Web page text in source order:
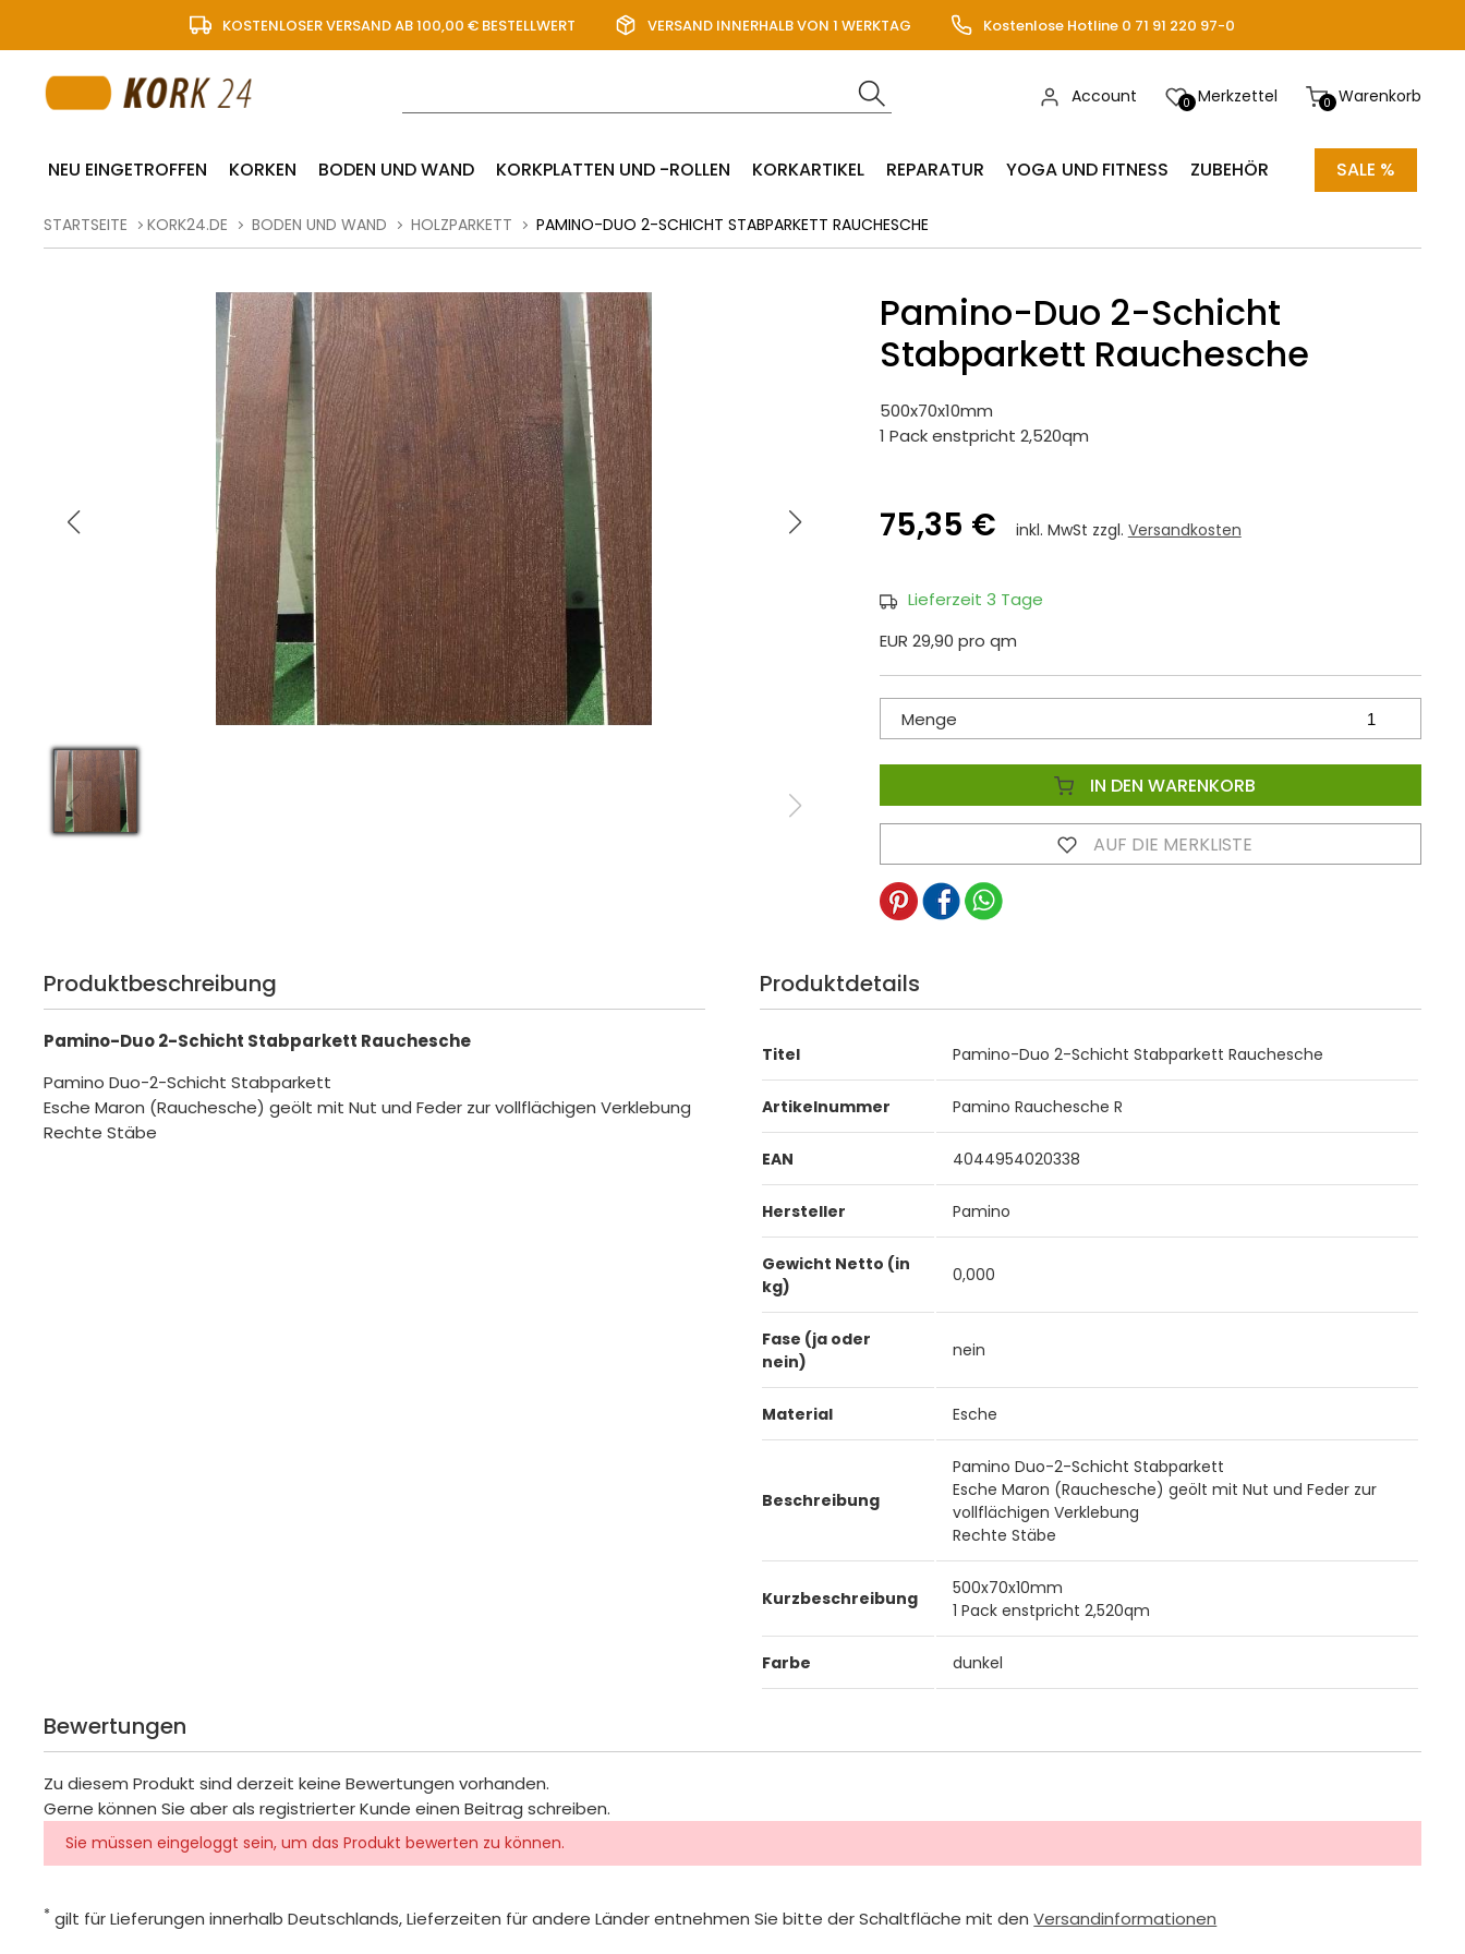
KOSTENLOSER VERSAND AB 100,00 € BESTELLWERT VERSAND INNERHALB VON 1 WERKTAG Kostenlose Hotline 0 71 91 220 97-0
0 Warenkorb
0 Merkzettel
Account
NEU EINGETROFFEN KORKEN BODEN UND WAND KORKPLATTEN UND -ROLLEN KORKARTIKEL REPARATUR YOGA UND FITNESS ZUBEHÖR SALE %
STARTSEITE KORK24.DE BODEN UND WAND HOLZPARKETT PAMINO-DUO 2-SCHICHT STABPARKETT RAUCHESCHE
Pamino-Duo 2-Schicht
Stabparkett Rauchesche
500x70x10mm
1 Pack enstpricht 2,520qm
75,35 € inkl. MwSt zzgl. Versandkosten
Lieferzeit 3 Tage
EUR 29,90 pro qm
Menge
IN DEN WARENKORB
AUF DIE MERKLISTE
Produktbeschreibung
Pamino-Duo 2-Schicht Stabparkett Rauchesche
Pamino Duo-2-Schicht Stabparkett
Esche Maron (Rauchesche) geölt mit Nut und Feder zur vollflächigen Verklebung
Rechte Stäbe
Produktdetails
Titel Pamino-Duo 2-Schicht Stabparkett Rauchesche
Artikelnummer Pamino Rauchesche R
EAN 4044954020338
Hersteller Pamino
Gewicht Netto (in
kg)
0,000
Fase (ja oder
nein)
nein
Material Esche
Beschreibung
Pamino Duo-2-Schicht Stabparkett
Esche Maron (Rauchesche) geölt mit Nut und Feder zur
vollflächigen Verklebung
Rechte Stäbe
Kurzbeschreibung
500x70x10mm
1 Pack enstpricht 2,520qm
Farbe dunkel
Bewertungen
Zu diesem Produkt sind derzeit keine Bewertungen vorhanden.
Gerne können Sie aber als registrierter Kunde einen Beitrag schreiben.
Sie müssen eingeloggt sein, um das Produkt bewerten zu können.
* gilt für Lieferungen innerhalb Deutschlands, Lieferzeiten für andere Länder entnehmen Sie bitte der Schaltfläche mit denVersandinformationen